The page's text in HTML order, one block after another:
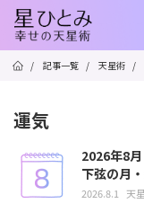
/ 記事一覧 / 天星術 /
運気
2026年8
下弦の月
2026.8.1 天